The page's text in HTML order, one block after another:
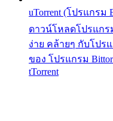
uTorrent (โปรแกรม
ดาวน์โหลดโปรแกร
ง่าย คล้ายๆ กับโปร
ของ โปรแกรม
tTorrent